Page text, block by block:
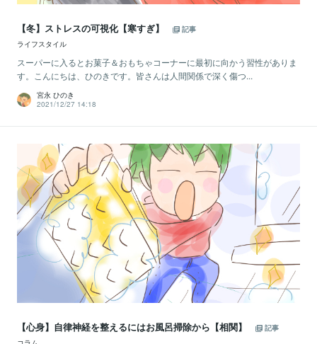
【冬】ストレスの可視化【寒すぎ】
記事
ライフスタイル
スーパーに入るとお菓子＆おもちゃコーナーに最初に向かう習性がありま
す。こんにちは、ひのきです。皆さんは人間関係で深く傷つ...
宮永 ひのき
2021/12/27 14:18
【心身】自律神経を整えるにはお風呂掃除から【相関】
記事